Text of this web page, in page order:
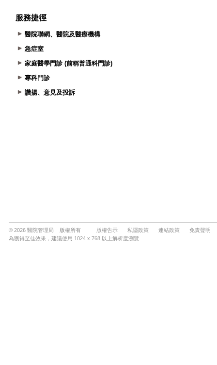
服務捷徑
醫院聯網、醫院及醫療機構
急症室
家庭醫學門診 (前稱普通科門診)
專科門診
讚揚、意見及投訴
© 2026 醫院管理局 版權所有 版權告示 私隱政策 連結政策
免責聲明
為獲得至佳效果，建議使用 1024 x 768 以上解析度瀏覽